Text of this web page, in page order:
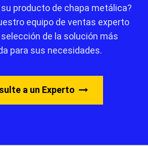
producto de chapa metálica?
equipo de ventas experto
selección de la solución más
para sus necesidades.
a un Experto